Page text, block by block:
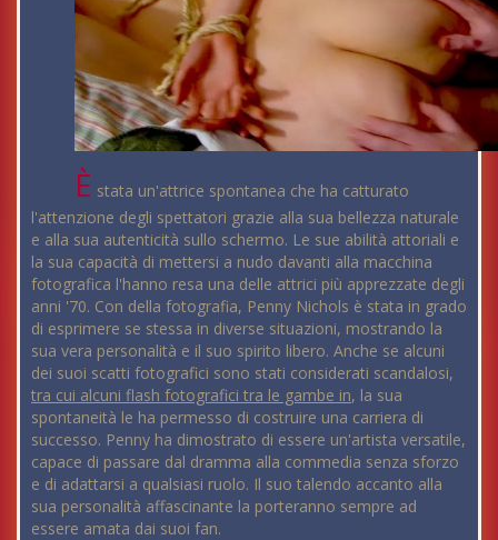
È stata un'attrice spontanea che ha catturato
l'attenzione degli spettatori grazie alla sua bellezza naturale
e alla sua autenticità sullo schermo. Le sue abilità attoriali e
la sua capacità di mettersi a nudo davanti alla macchina
fotografica l'hanno resa una delle attrici più apprezzate degli
anni '70. Con della fotografia, Penny Nichols è stata in grado
di esprimere se stessa in diverse situazioni, mostrando la
sua vera personalità e il suo spirito libero. Anche se alcuni
dei suoi scatti fotografici sono stati considerati scandalosi,
tra cui alcuni flash fotografici tra le gambe in, la sua
spontaneità le ha permesso di costruire una carriera di
successo. Penny ha dimostrato di essere un'artista versatile,
capace di passare dal dramma alla commedia senza sforzo
e di adattarsi a qualsiasi ruolo. Il suo talendo accanto alla
sua personalità affascinante la porteranno sempre ad
essere amata dai suoi fan.